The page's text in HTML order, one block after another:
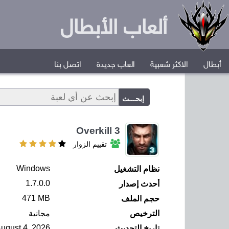
ألعاب الأبطال
أبطال الاكثر شعبية العاب جديدة اتصل بنا
Overkill 3
تقييم الزوار
نظام التشغيل
Windows
أحدث إصدار
1.7.0.0
حجم الملف
471 MB
الترخيص
مجانية